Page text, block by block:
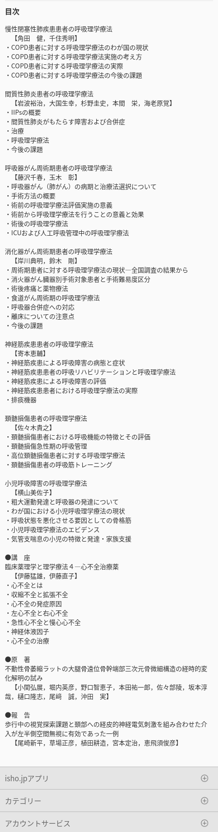
目次
慢性閉塞性肺疾患患者の呼吸理学療法
【角田 健，千住秀明】
・COPD患者に対する呼吸理学療法のわが国の現状
・COPD患者に対する呼吸理学療法実施の考え方
・COPD患者に対する呼吸理学療法の実際
・COPD患者に対する呼吸理学療法の今後の課題
間質性肺炎患者の呼吸理学療法
【岩波裕治，大国生幸，杉野圭史，本間 栄，海老原覚】
・IIPsの概要
・間質性肺炎がもたらす障害および合併症
・治療
・呼吸理学療法
・今後の課題
呼吸器がん周術期患者の呼吸理学療法
【藤沢千春，玉木 彰】
・呼吸器がん（肺がん）の病期と治療法選択について
・手術方法の概要
・術前の呼吸理学療法評価実施の意義
・術前から呼吸理学療法を行うことの意義と効果
・術後の呼吸理学療法
・ICUおよび人工呼吸管理中の呼吸理学療法
消化器がん周術期患者の呼吸理学療法
【岸川典明，鈴木 剛】
・周術期患者に対する呼吸理学療法の現状―全国調査の結果から
・消火器がん臓器別手術対象患者と手術難易度区分
・術後疼痛と薬物療法
・食道がん周術期の呼吸理学療法
・呼吸器合併症への対応
・離床についての注意点
・今後の課題
神経筋疾患患者の呼吸理学療法
【寄本恵輔】
・神経筋疾患による呼吸障害の病態と症状
・神経筋疾患患者の呼吸リハビリテーションと呼吸理学療法
・神経筋疾患による呼吸障害の評価
・神経筋疾患患者における呼吸理学療法の実際
・排痰機器
頚髄損傷患者の呼吸理学療法
【佐々木貴之】
・頚髄損傷患者における呼吸機能の特徴とその評価
・頚髄損傷急性期の呼吸管理
・高位頚髄損傷患者に対する呼吸理学療法
・頚髄損傷患者の呼吸筋トレーニング
小児呼吸障害の呼吸理学療法
【横山美佐子】
・粗大運動発達と呼吸器の発達について
・わが国における小児呼吸理学療法の現状
・呼吸状態を悪化させる要因としての骨格筋
・小児呼吸理学療法のエビデンス
・気管支喘息の小児の特徴と発達・家族支援
●講 座
臨床薬理学と理学療法４―心不全治療薬
【伊藤猛雄，伊藤直子】
・心不全とは
・収縮不全と拡張不全
・心不全の発症原因
・左心不全と右心不全
・急性心不全と慢心心不全
・神経体液因子
・心不全の治療
●原 著
不動性骨萎縮ラットの大腿骨遠位骨幹端部三次元骨微細構造の経時的変
化解明の試み
【小関弘展，堀内英彦，野口智恵子，本田祐一郎，佐々部陵，坂本淳
哉，樋口隆志，尾﨑 誠，沖田 実】
●報 告
歩行中の視覚探索課題と頚部への経皮的神経電気刺激を組み合わせた介
入が左半側空間無視に有効であった一例
【尾崎新平，草場正彦，植田耕造，宮本定治，恵飛須俊彦】
isho.jpアプリ
カテゴリー
アカウントサービス